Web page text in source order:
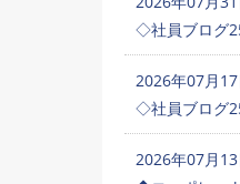
◇社員ブロ
2026年07月17
◇社員ブログ
2026年07月13